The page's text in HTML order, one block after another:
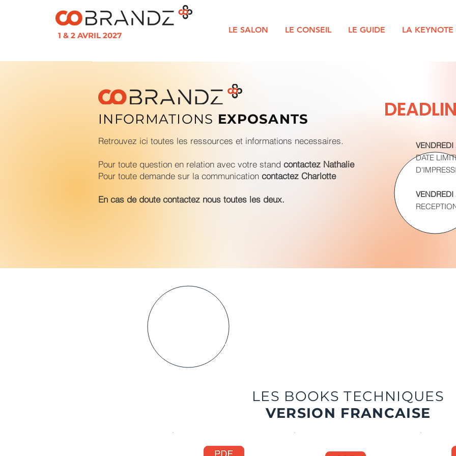
1 & 2 AVRIL 2027
LE SALON LE CONSEIL LE GUIDE LA KEYNOTE
INFORMATIONS EXPOSANTS
Retrouvez ici toutes les ressources et informations necessaires.
Pour toute question en relation avec votre stand contactez Nathalie
Pour toute demande sur la communication contactez Charlotte
En cas de doute contactez nous toutes les deux.
DATE
DATE LIMITE DE RECEPTION DE VOS
LES BOOKS TECHNIQUES
VERSION FRANCAISE